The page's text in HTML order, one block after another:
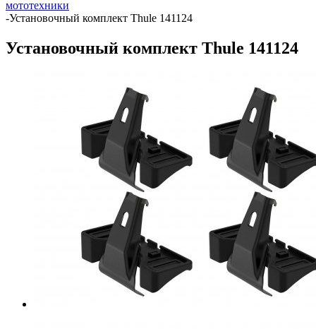
мототехники
-Установочный комплект Thule 141124
Установочный комплект Thule 141124